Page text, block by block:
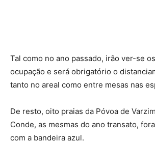
Tal como no ano passado, irão ver-se
ocupação e será obrigatório o
tanto no areal como entre mesas nas
De resto, oito praias da Póvoa de
Conde, as mesmas do ano transato,
com a bandeira azul.